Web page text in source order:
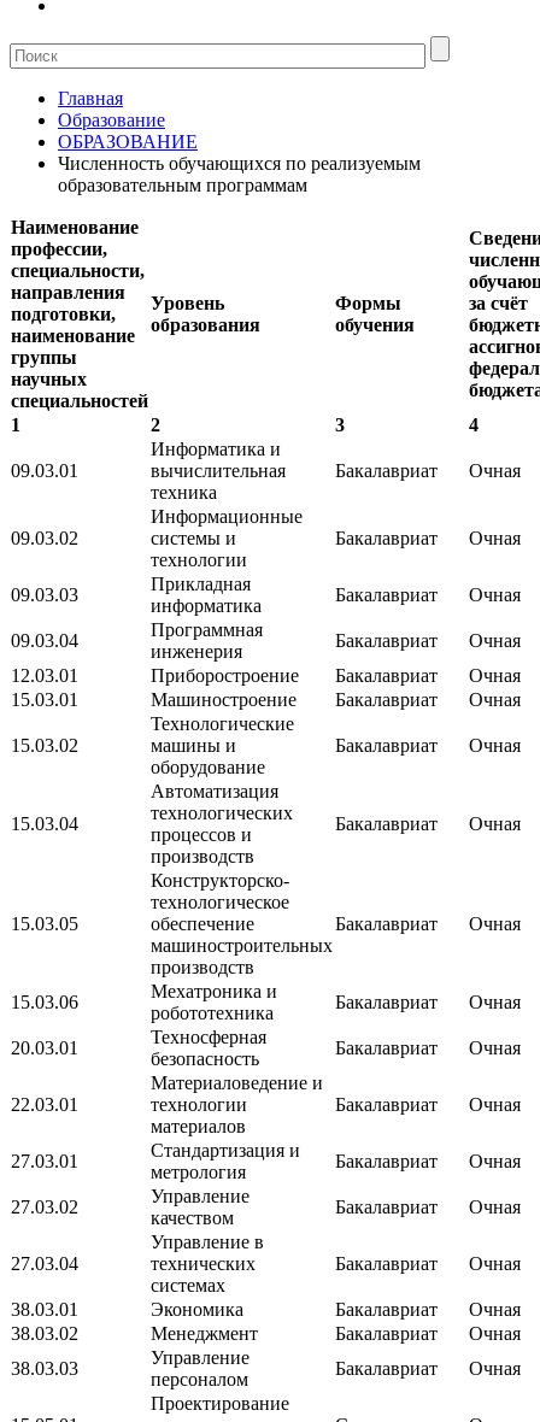
Главная
Образование
ОБРАЗОВАНИЕ
Численность обучающихся по реализуемым
образовательным программам
Наименование
профессии,
специальности,
направления
подготовки,
наименование
группы
научных
специальностей
Уровень
образования
Формы
обучения
за счёт
1
2 3 4
09.03.01
Информатика и
вычислительная
техника
Бакалавриат Очная
09.03.02
Информационные
системы и
технологии
Бакалавриат Очная
09.03.03
Прикладная
информатика
Бакалавриат Очная
09.03.04
Программная
инженерия
Бакалавриат
Очная
12.03.01
Приборостроение Бакалавриат
Очная
15.03.01
Машиностроение Бакалавриат Очная
15.03.02
Технологические
машины и
оборудование
Бакалавриат Очная
15.03.04
Автоматизация
технологических
процессов и
производств
Бакалавриат Очная
15.03.05
Конструкторско-
технологическое
обеспечение
машиностроительных
производств
Бакалавриат Очная
15.03.06
Мехатроника и
робототехника
Бакалавриат Очная
20.03.01
Техносферная
безопасность
Бакалавриат Очная
22.03.01
Материаловедение и
технологии
материалов
Бакалавриат Очная
27.03.01
Стандартизация и
метрология
Бакалавриат Очная
27.03.02
Управление
качеством
Бакалавриат Очная
27.03.04
Управление в
технических
системах
Бакалавриат Очная
38.03.01 Экономика Бакалавриат
Очная
38.03.02
Менеджмент Бакалавриат
Очная
38.03.03
Управление
персоналом
Бакалавриат Очная
Проектирование